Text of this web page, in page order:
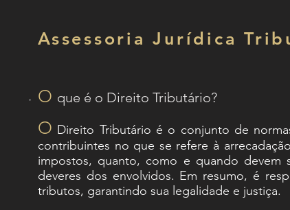
Assessoria Jurídica
O que é o Direito Tributário?
O Direito Tributário é o conjunto de
contribuintes no que se refere à
impostos, quanto, como e quando
deveres dos envolvidos. Em resumo, é
tributos, garantindo sua legalidade e justiça.